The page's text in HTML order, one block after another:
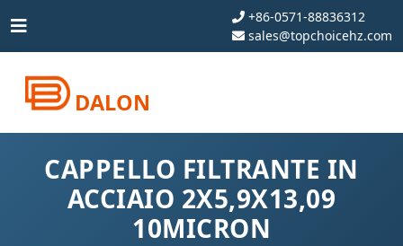
+86-0571-88836312
sales@topchoicehz.com
DALON
CAPPELLO FILTRANTE IN
ACCIAIO 2X5,9X13,09
10MICRON